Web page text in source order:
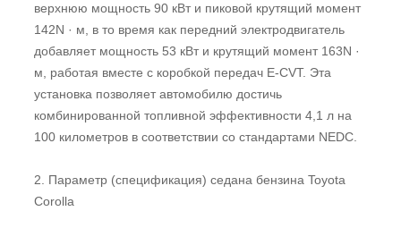
верхнюю мощность 90 кВт и пиковой крутящий момент
142N · м, в то время как передний электродвигатель
добавляет мощность 53 кВт и крутящий момент 163N ·
м, работая вместе с коробкой передач E-CVT. Эта
установка позволяет автомобилю достичь
комбинированной топливной эффективности 4,1 л на
100 километров в соответствии со стандартами NEDC.
2. Параметр (спецификация) седана бензина Toyota
Corolla